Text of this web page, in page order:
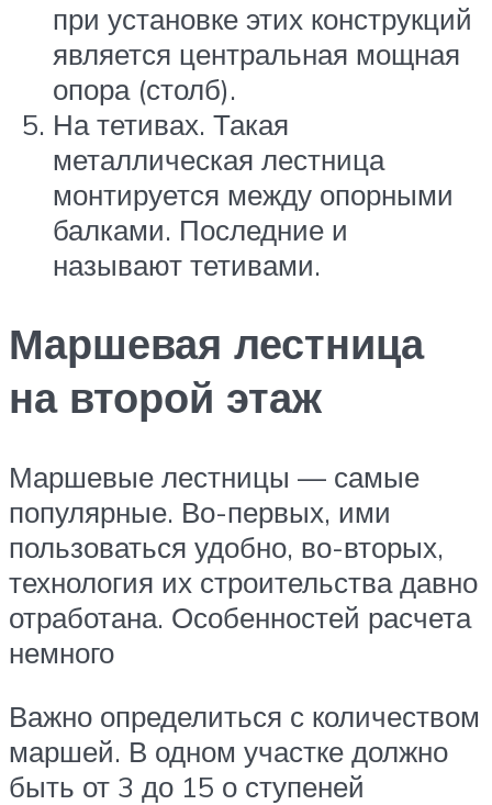
при установке этих конструкций
является центральная мощная
опора (столб).
На тетивах. Такая
металлическая лестница
монтируется между опорными
балками. Последние и
называют тетивами.
Маршевая лестница
на второй этаж
Маршевые лестницы — самые
популярные. Во-первых, ими
пользоваться удобно, во-вторых,
технология их строительства давно
отработана. Особенностей расчета
немного
Важно определиться с количеством
маршей. В одном участке должно
быть от 3 до 15 о ступеней